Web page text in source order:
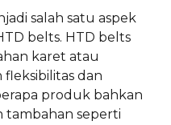
salah satu aspek
belts. HTD belts
karet atau
dan
produk bahkan
tambahan seperti